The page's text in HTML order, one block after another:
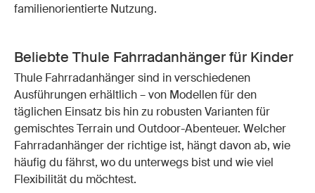
familienorientierte Nutzung.
Beliebte Thule Fahrradanhänger für Kinder
Thule Fahrradanhänger sind in verschiedenen
Ausführungen erhältlich – von Modellen für den
täglichen Einsatz bis hin zu robusten Varianten für
gemischtes Terrain und Outdoor-Abenteuer. Welcher
Fahrradanhänger der richtige ist, hängt davon ab, wie
häufig du fährst, wo du unterwegs bist und wie viel
Flexibilität du möchtest.